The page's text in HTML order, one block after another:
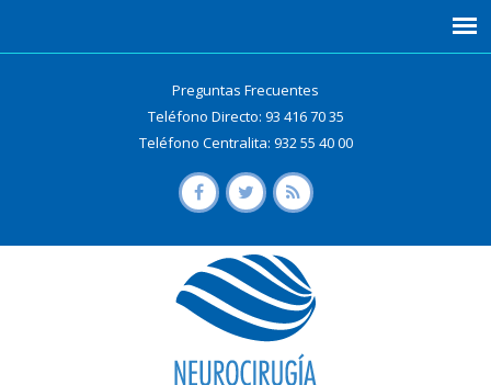
Preguntas Frecuentes
Teléfono Directo: 93 416 70 35
Teléfono Centralita: 932 55 40 00